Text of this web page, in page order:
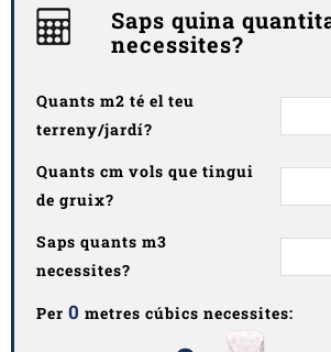
Saps quina
necessites?
Quants m2 té el teu
terreny/jardí?
Quants cm vols que tingui
de gruix?
Saps quants m3
necessites?
Per 0 metres cúbics necessites: